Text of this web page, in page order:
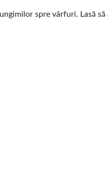
spre vârfuri. Lasă